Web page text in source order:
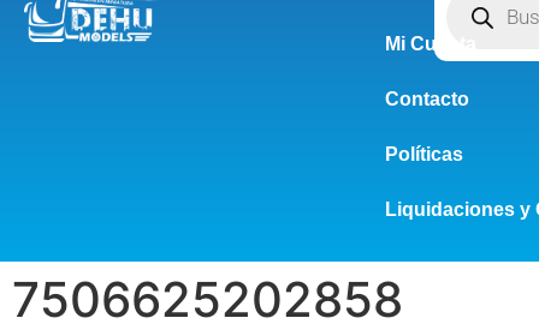
Mi Cuenta
Contacto
Políticas
Liquidaciones y
7506625202858